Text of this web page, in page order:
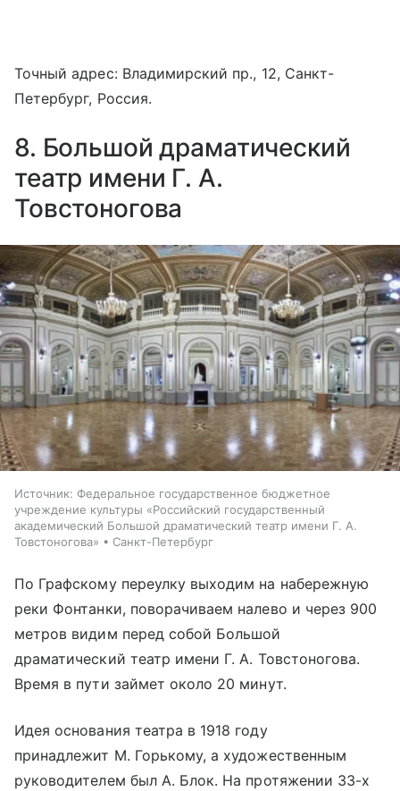
Точный адрес: Владимирский пр., 12, Санкт-
Петербург, Россия.
8. Большой драматический
театр имени Г. А.
Товстоногова
Источник: Федеральное государственное бюджетное
учреждение культуры «Российский государственный
академический Большой драматический театр имени Г. А.
Товстоногова» • Санкт-Петербург
По Графскому переулку выходим на набережную
реки Фонтанки, поворачиваем налево и через 900
метров видим перед собой Большой
драматический театр имени Г. А. Товстоногова.
Время в пути займет около 20 минут.
Идея основания театра в 1918 году
принадлежит М. Горькому, а художественным
руководителем был А. Блок. На протяжении 33-х